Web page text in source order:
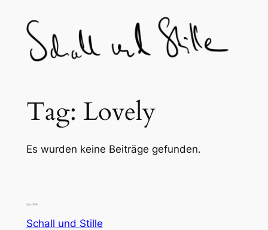
content
Tag: Lovely
Es wurden keine Beiträge gefunden.
Schall und Stille